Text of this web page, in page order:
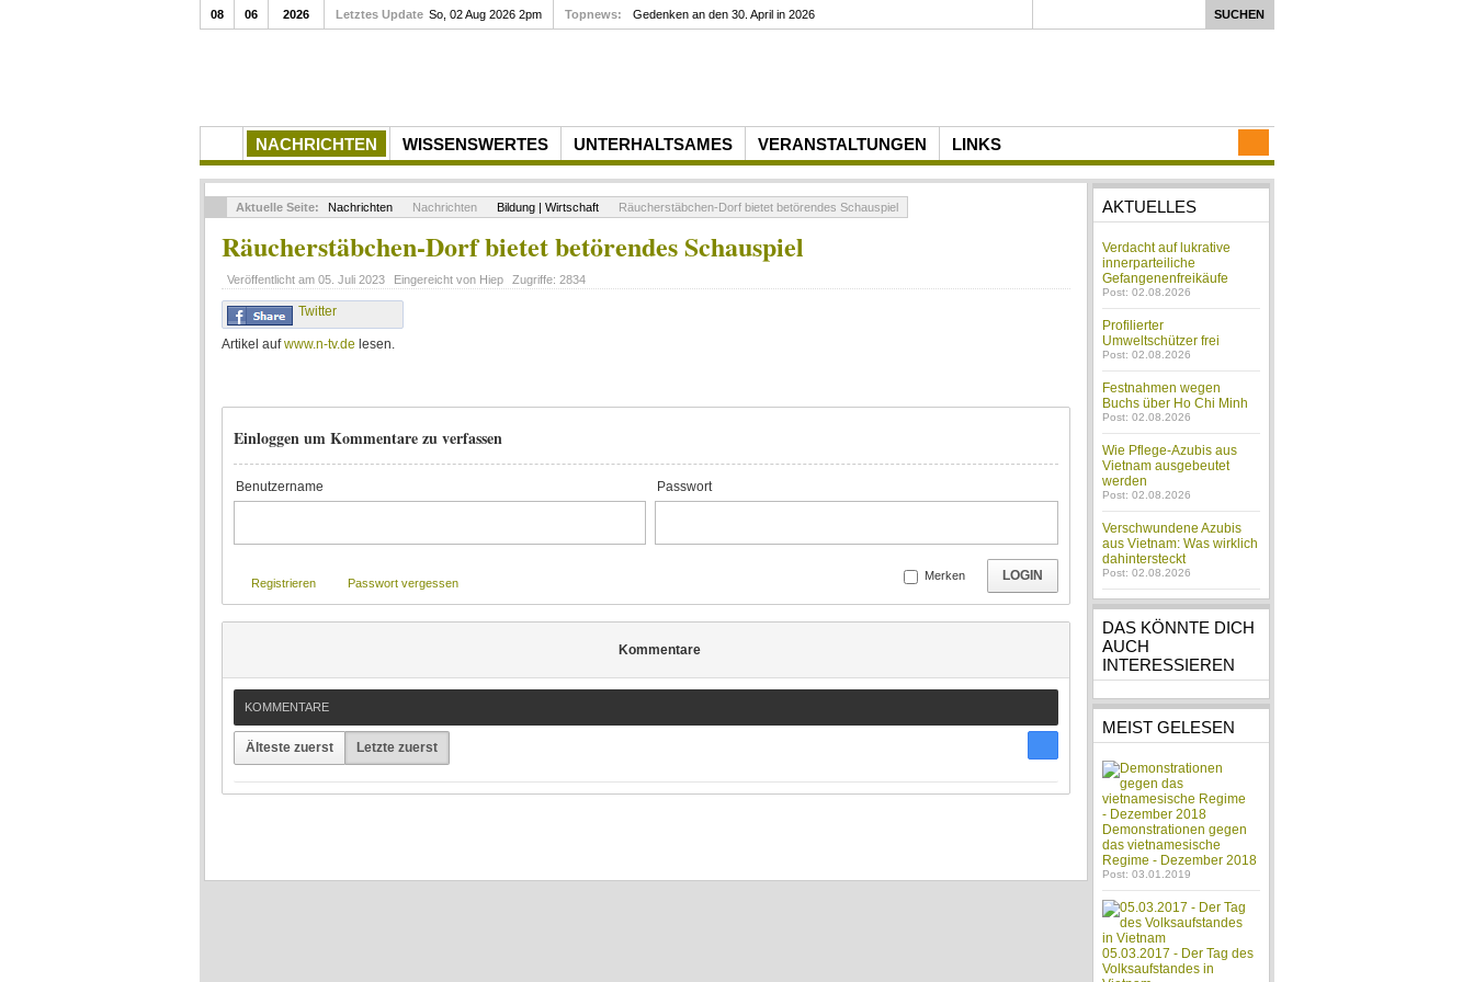
NACHRICHTEN WISSENSWERTES UNTERHALTSAMES VERANSTALTUNGEN LINKS
08 06 2026 Letztes Update So, 02 Aug 2026 2pm Topnews: Gedenken an den 30. April in 2026
Aktuelle Seite: Nachrichten Nachrichten Bildung | Wirtschaft Räucherstäbchen-Dorf bietet betörendes Schauspiel
Räucherstäbchen-Dorf bietet betörendes Schauspiel
Veröffentlicht am 05. Juli 2023 Eingereicht von Hiep Zugriffe: 2834
Twitter
Artikel aufwww.n-tv.de lesen.
Einloggen um Kommentare zu verfassen
Benutzername Passwort
LOGIN
Merken
Registrieren Passwort vergessen
Kommentare
KOMMENTARE
Älteste zuerst Letzte zuerst
AKTUELLES
Verdacht auf lukrative
innerparteiliche
Gefangenenfreikäufe
Post: 02.08.2026
Profilierter
Umweltschützer frei
Post: 02.08.2026
Festnahmen wegen
Buchs über Ho Chi Minh
Post: 02.08.2026
Wie Pflege-Azubis aus
Vietnam ausgebeutet
werden
Post: 02.08.2026
Verschwundene Azubis
aus Vietnam: Was wirklich
dahintersteckt
Post: 02.08.2026
DAS KÖNNTE DICH
AUCH
INTERESSIEREN
MEIST GELESEN
Demonstrationen gegen
das vietnamesische
Regime - Dezember 2018
Post: 03.01.2019
05.03.2017 - Der Tag des
Volksaufstandes in